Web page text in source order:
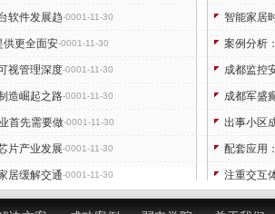
软件发展趋-0001-11-30
供更全面安-0001-11-30
视管理深度-0001-11-30
造崛起之路-0001-11-30
首先需要做-0001-11-30
片产业发展-0001-11-30
居缓解交通-0001-11-30
智慧城市新-0001-11-30
智能家居
案例分析
成都监控
成都军盛
出事小区
配套应用
注重交互
校车安全